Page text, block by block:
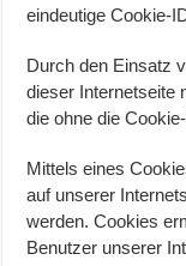
eindeutige Cookie-
Durch den Einsatz
dieser Internetseite
die ohne die
Mittels eines
auf unserer
werden. Cookies
Benutzer unserer